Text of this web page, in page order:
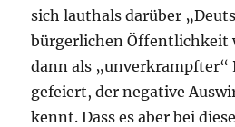
sich lauthals darüber
bürgerlichen Öffentlichkeit
dann als
gefeiert, der negative
kennt. Dass es aber bei